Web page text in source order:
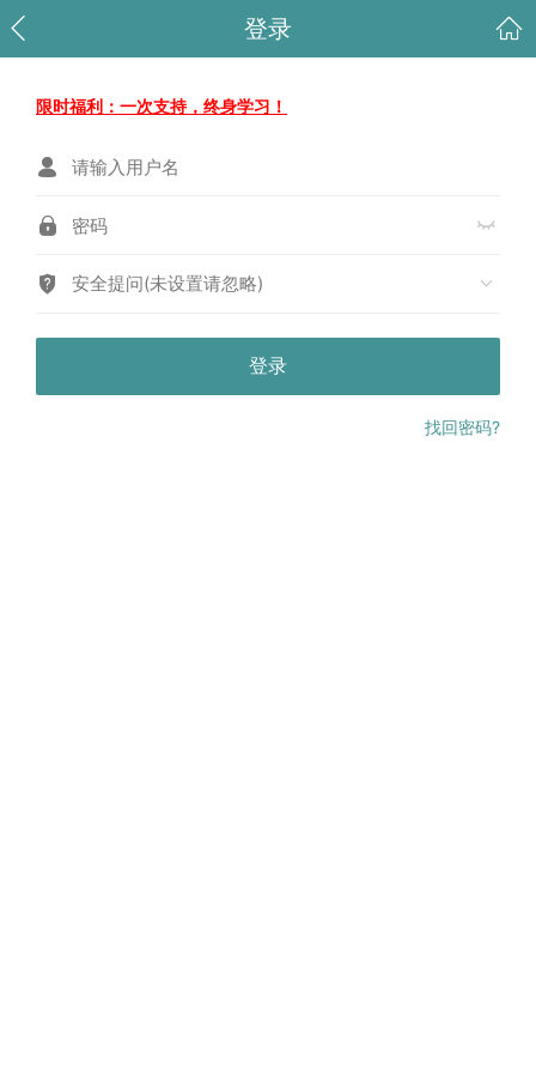
登录
限时福利：一次支持，终身学习！
安全提问(未设置请忽略)
登录
找回密码?